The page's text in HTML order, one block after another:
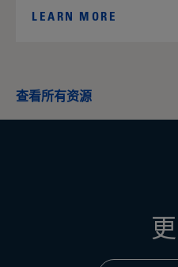
LEARN MORE
查看所有资源